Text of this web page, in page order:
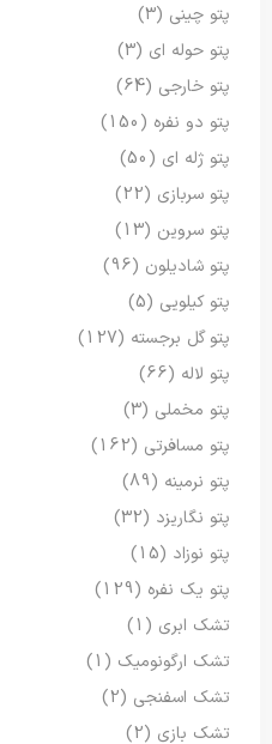
پتو چینی (3)
پتو حوله ای (3)
پتو خارجی (64)
پتو دو نفره (150)
پتو ژله ای (50)
پتو سربازی (22)
پتو سروین (13)
پتو شادیلون (96)
پتو کیلویی (5)
پتو گل برجسته (127)
پتو لاله (66)
پتو مخملی (3)
پتو مسافرتی (162)
پتو نرمینه (89)
پتو نگاریزد (32)
پتو نوزاد (15)
پتو یک نفره (129)
تشک ابری (1)
تشک ارگونومیک (1)
تشک اسفنجی (2)
تشک بازی (2)